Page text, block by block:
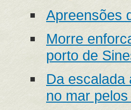
Apreensões
Morre
porto de
Da escalada
no mar